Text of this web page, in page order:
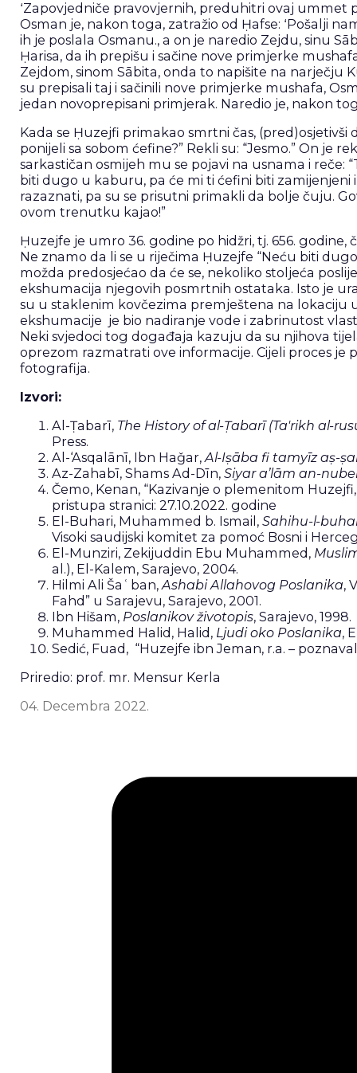
ʻZapovjedniče pravovjernih, preduhitri ovaj ummet
Osman je, nakon toga, zatražio od Ḥafse: ʻPošalji
ih je poslala Osmanu., a on je naredio Zejdu, sinu
Ḥarisa, da ih prepišu i sačine nove primjerke
Zejdom, sinom Sābita, onda to napišite na narječju
su prepisali taj i sačinili nove primjerke mushafa,
jedan novoprepisani primjerak. Naredio je, nakon
Kada se Ḥuzejfi primakao smrtni čas,
ponijeli sa sobom ćefine?” Rekli su: “Jesmo.” On je
sarkastičan osmijeh mu se pojavi na usnama i reče:
biti dugo u kaburu, pa će mi ti ćefini biti zamijenjeni
razaznati, pa su se prisutni primakli da bolje čuju.
ovom trenutku kajao!”
Ḥuzejfe je umro 36. godine po hidžri, tj. 656.
Ne znamo da li se u riječima Ḥuzejfe “Neću biti
možda predosjećao da će se, nekoliko stoljeća
ekshumacija njegovih posmrtnih ostataka. Isto je
su u staklenim kovčezima premještena na lokaciju
ekshumacije je bio nadiranje vode i zabrinutost
Neki svjedoci tog događaja kazuju da su njihova
oprezom razmatrati ove informacije. Cijeli proces
fotografija.
Izvori:
Al-Ṭabarī, The History of al-Ṭabarī (Ta'rikh al-
Press.
Al-‘Asqalānī, Ibn Haǧar,Al-Iṣāba fi tamyīz aṣ-
Az-Zahabī, Shams Ad-Dīn, Siyar a’lām an-
Čemo, Kenan, “Kazivanje o plemenitom Huzejfi,
pristupa stranici: 27.10.2022. godine
El-Buhari, Muhammed b. Ismail, Sahihu-l-
Visoki saudijski komitet za pomoć Bosni i
El-Munziri, Zekijuddin Ebu Muhammed,
al.), El-Kalem, Sarajevo, 2004.
Hilmi Ali Šaʿban,Ashabi Allahovog Poslanika,
Fahd” u Sarajevu, Sarajevo, 2001.
Ibn Hišam, Poslanikov životopis, Sarajevo, 1998.
Muhammed Halid, Halid, Ljudi oko Poslanika,
Sedić, Fuad, “Huzejfe ibn Jeman, r.a. –
Priredio: prof. mr. Mensur Kerla
04. Decembra 2022.